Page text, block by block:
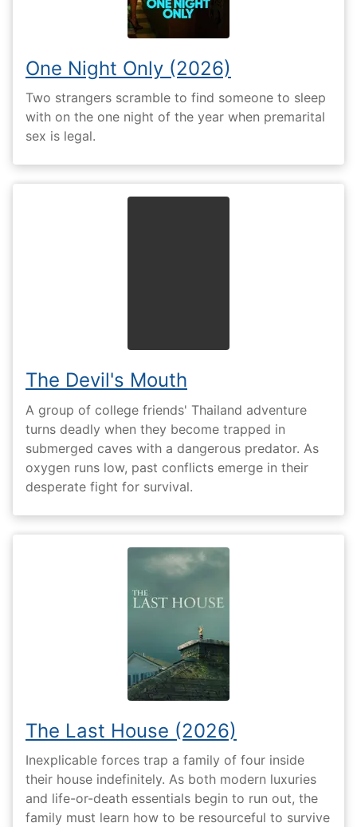
One Night Only (2026)
Two strangers scramble to find someone to sleep
with on the one night of the year when premarital
sex is legal.
The Devil's Mouth
A group of college friends' Thailand adventure
turns deadly when they become trapped in
submerged caves with a dangerous predator. As
oxygen runs low, past conflicts emerge in their
desperate fight for survival.
The Last House (2026)
Inexplicable forces trap a family of four inside
their house indefinitely. As both modern luxuries
and life-or-death essentials begin to run out, the
family must learn how to be resourceful to survive